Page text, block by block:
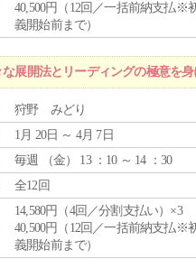
40,500円（12回／一括前納支払※
義開始前まで）
展開法とリーディングの極意を身
狩野 みどり
1月 20日 ～ 4月 7日
毎週 （金） 13 ：10 ～ 14 ：30
全12回
14,580円（4回／分割支払い）×3
40,500円（12回／一括前納支払※
義開始前まで）